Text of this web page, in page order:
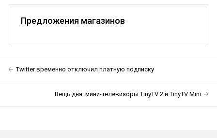
Предложения магазинов
Twitter временно отключил платную подписку
Вещь дня: мини-телевизоры TinyTV 2 и TinyTV Mini